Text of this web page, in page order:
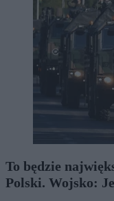
To będzie
Polski. Wojsko: